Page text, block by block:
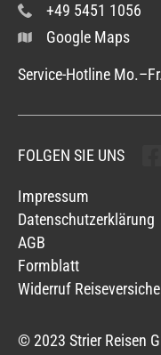
+49 5451 1056
Google Maps
Service-Hotline
© 2023 Strier Reisen
Impressum
Datenschutzerklärung
AGB
Formblatt
Widerruf
FOLGEN SIE UNS